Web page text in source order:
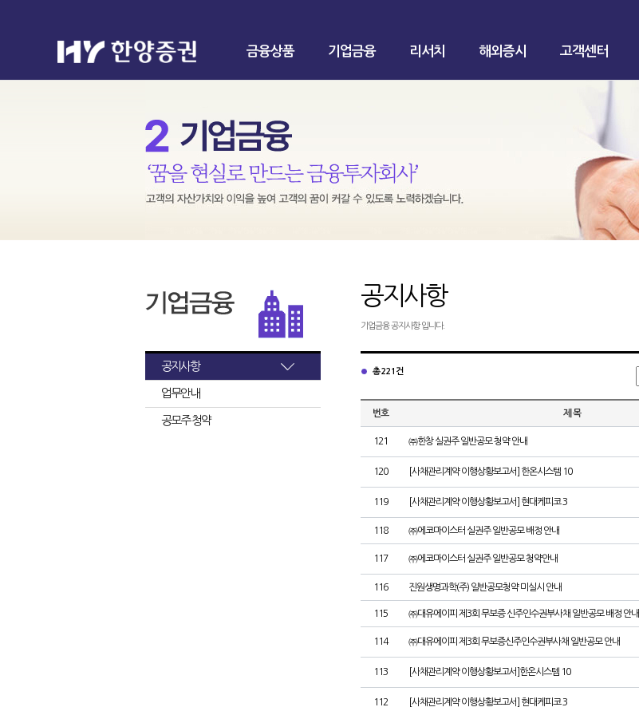
금융상품 기업금융 리서치 해외증시 고객센터
공지사항
업무안내
공모주 청약
공지사항
기업금융 공지사항 입니다.
총 221건
번호 제 목
121 ㈜한창 실권주 일반공모 청약 안내
120 [사채관리계약 이행상황보고서] 한온시스템 10
119 [사채관리계약 이행상황보고서] 현대케피코 3
118 ㈜에코마이스터 실권주 일반공모 배정 안내
117 ㈜에코마이스터 실권주 일반공모 청약안내
116 진원생명과학(주) 일반공모청약 미실시 안내
115 ㈜대유에이피 제3회 무보증 신주인수권부사채 일반공모 배정 안내
114 ㈜대유에이피 제3회 무보증신주인수권부사채 일반공모 안내
113 [사채관리계약 이행상황보고서]한온시스템 10
112 [사채관리계약 이행상황보고서] 현대케피코 3